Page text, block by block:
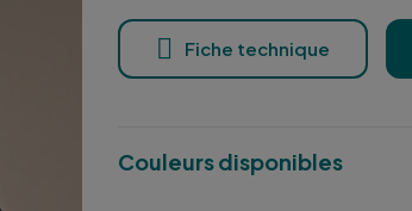
Fiche technique
Couleurs disponibles